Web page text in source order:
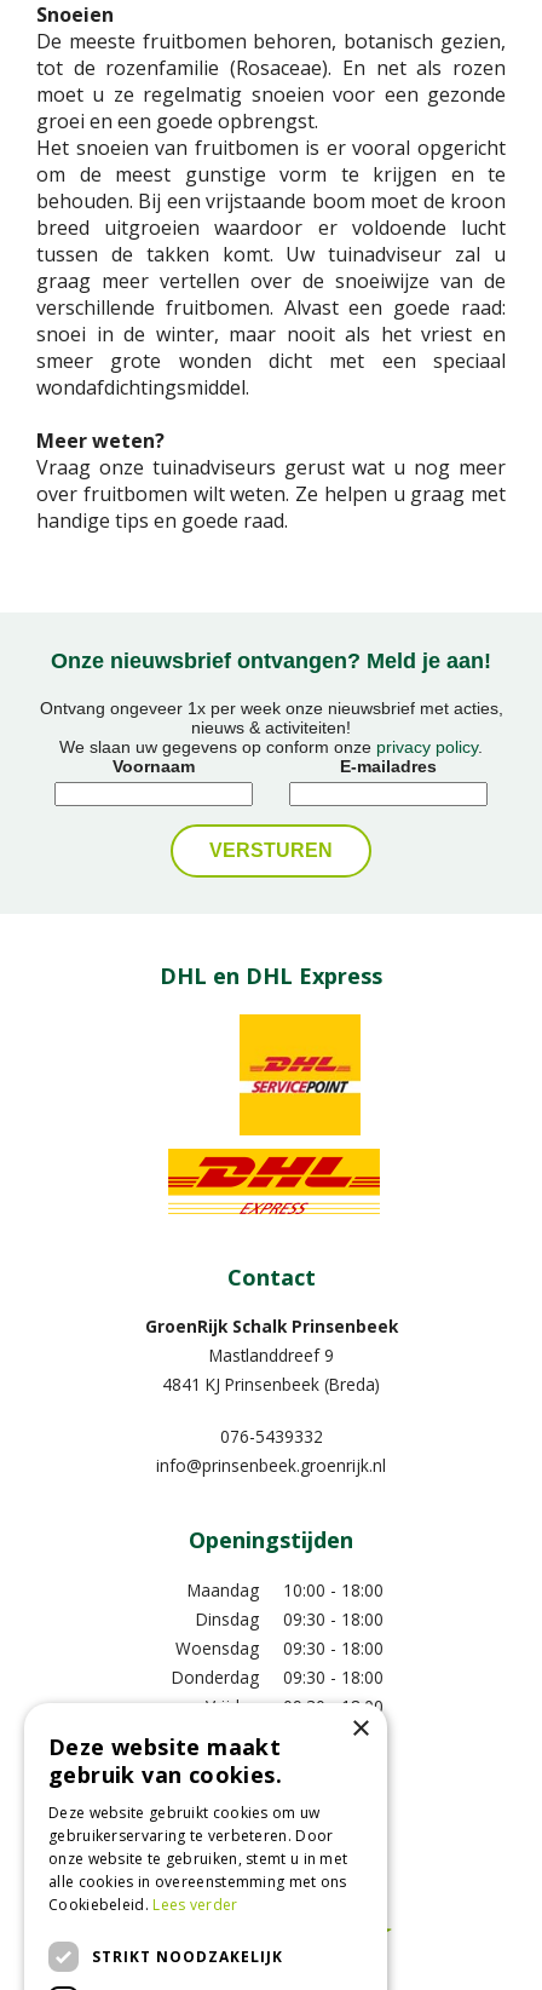
Snoeien
De meeste fruitbomen behoren, botanisch gezien,
tot de rozenfamilie (Rosaceae). En net als rozen
moet u ze regelmatig snoeien voor een gezonde
groei en een goede opbrengst.
Het snoeien van fruitbomen is er vooral opgericht
om de meest gunstige vorm te krijgen en te
behouden. Bij een vrijstaande boom moet de kroon
breed uitgroeien waardoor er voldoende lucht
tussen de takken komt. Uw tuinadviseur zal u
graag meer vertellen over de snoeiwijze van de
verschillende fruitbomen. Alvast een goede raad:
snoei in de winter, maar nooit als het vriest en
smeer grote wonden dicht met een speciaal
wondafdichtingsmiddel.
Meer weten?
Vraag onze tuinadviseurs gerust wat u nog meer
over fruitbomen wilt weten. Ze helpen u graag met
handige tips en goede raad.
Onze nieuwsbrief ontvangen? Meld je aan!
Ontvang ongeveer 1x per week onze nieuwsbrief met acties,
nieuws & activiteiten!
We slaan uw gegevens op conform onze privacy policy.
Voornaam
E-mailadres
DHL en DHL Express
Contact
GroenRijk Schalk Prinsenbeek
Mastlanddreef 9
4841 KJ Prinsenbeek (Breda)
076-5439332
info@prinsenbeek.groenrijk.nl
Openingstijden
Maandag
10:00 - 18:00
Dinsdag
09:30 - 18:00
Woensdag
09:30 - 18:00
Donderdag
09:30 - 18:00
Vrijdag
09:30 - 18:00
Zaterdag
09:00 - 17:00
Zondag
Bekijk extra openingstijden
Bezoek ons!
×
Deze website maakt
gebruik van cookies.
Deze website gebruikt cookies om uw
gebruikerservaring te verbeteren. Door
onze website te gebruiken, stemt u in met
alle cookies in overeenstemming met ons
Cookiebeleid.Lees verder
STRIKT NOODZAKELIJK